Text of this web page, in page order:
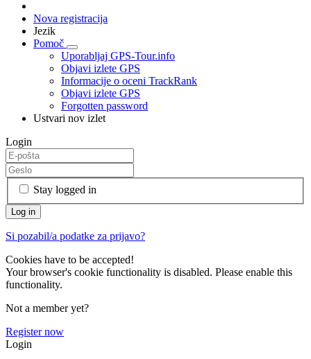
Nova registracija
Jezik
Pomoč
Uporabljaj GPS-Tour.info
Objavi izlete GPS
Informacije o oceni TrackRank
Objavi izlete GPS
Forgotten password
Ustvari nov izlet
Login
Stay logged in
Si pozabil/a podatke za prijavo?
Cookies have to be accepted!
Your browser's cookie functionality is disabled. Please enable this
functionality.
Not a member yet?
Register now
Login